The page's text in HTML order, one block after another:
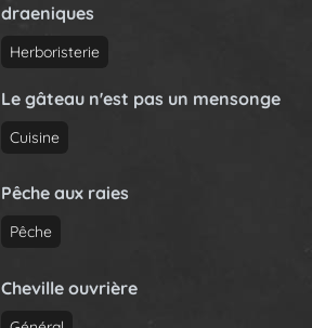
draeniques
Herboristerie
Le gâteau n'est pas un mensonge
Cuisine
Pêche aux raies
Pêche
Cheville ouvrière